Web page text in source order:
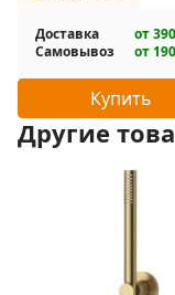
Доставка от
Самовывоз
от
Купить
Другие